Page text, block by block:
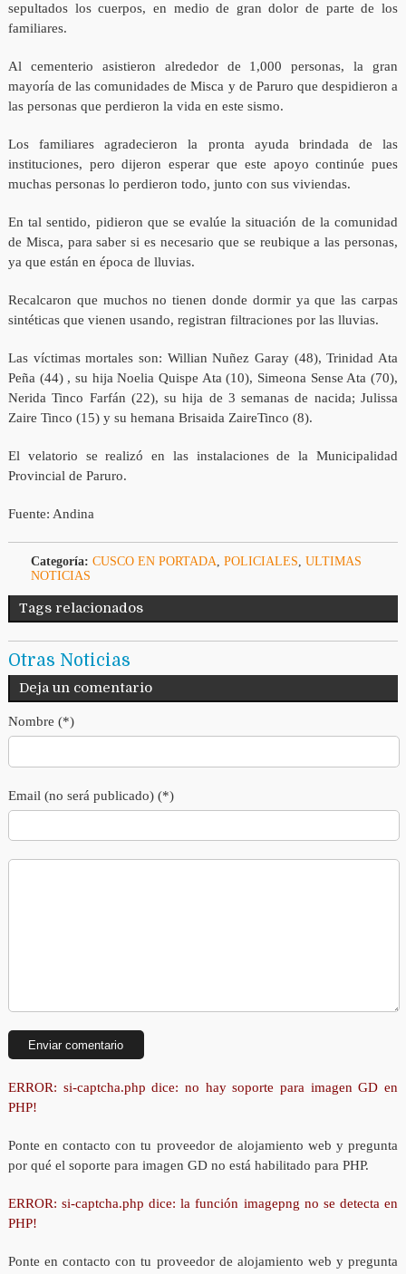
sepultados los cuerpos, en medio de gran dolor de parte de los
familiares.
Al cementerio asistieron alrededor de 1,000 personas, la gran
mayoría de las comunidades de Misca y de Paruro que despidieron a
las personas que perdieron la vida en este sismo.
Los familiares agradecieron la pronta ayuda brindada de las
instituciones, pero dijeron esperar que este apoyo continúe pues
muchas personas lo perdieron todo, junto con sus viviendas.
En tal sentido, pidieron que se evalúe la situación de la comunidad
de Misca, para saber si es necesario que se reubique a las personas,
ya que están en época de lluvias.
Recalcaron que muchos no tienen donde dormir ya que las carpas
sintéticas que vienen usando, registran filtraciones por las lluvias.
Las víctimas mortales son: Willian Nuñez Garay (48), Trinidad Ata
Peña (44) , su hija Noelia Quispe Ata (10), Simeona Sense Ata (70),
Nerida Tinco Farfán (22), su hija de 3 semanas de nacida; Julissa
Zaire Tinco (15) y su hemana Brisaida ZaireTinco (8).
El velatorio se realizó en las instalaciones de la Municipalidad
Provincial de Paruro.
Fuente: Andina
Categoría: CUSCO EN PORTADA, POLICIALES, ULTIMAS
NOTICIAS
Tags relacionados
Otras Noticias
Deja un comentario
Nombre (*)
Email (no será publicado) (*)
ERROR: si-captcha.php dice: no hay soporte para imagen GD en
PHP!
Ponte en contacto con tu proveedor de alojamiento web y pregunta
por qué el soporte para imagen GD no está habilitado para PHP.
ERROR: si-captcha.php dice: la función imagepng no se detecta en
PHP!
Ponte en contacto con tu proveedor de alojamiento web y pregunta